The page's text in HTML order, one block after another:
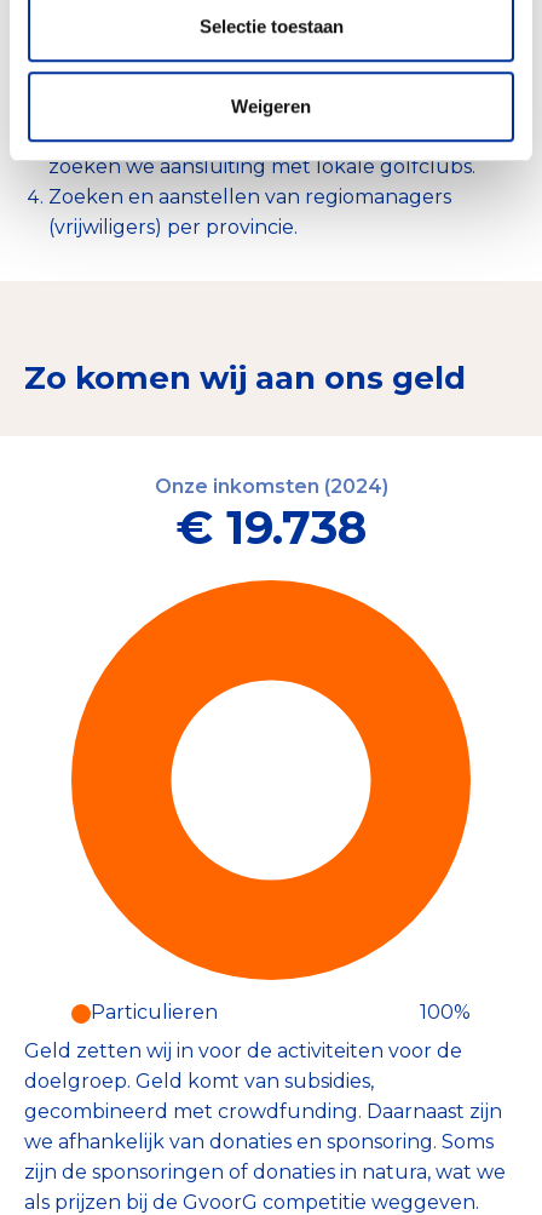
Selectie toestaan
Weigeren
Uitbreiding netwerk bereiken we door missie te
golfbanen en door de inzet van ambassadeurs
Aanbieden van golfclinics aan casemanagers,
sportagogen etc en revalidanten. Daarbij
zoeken we aansluiting met lokale golfclubs.
Zoeken en aanstellen van regiomanagers
(vrijwiligers) per provincie.
Zo komen wij aan ons geld
Onze inkomsten (2024)
€ 19.738
Particulieren (100%)
Deze inkomsten zijn als volgt
onderverdeeld:
Particulieren
100%
Geld zetten wij in voor de activiteiten voor de
doelgroep. Geld komt van subsidies,
gecombineerd met crowdfunding. Daarnaast zijn
we afhankelijk van donaties en sponsoring. Soms
zijn de sponsoringen of donaties in natura, wat we
als prijzen bij de GvoorG competitie weggeven.